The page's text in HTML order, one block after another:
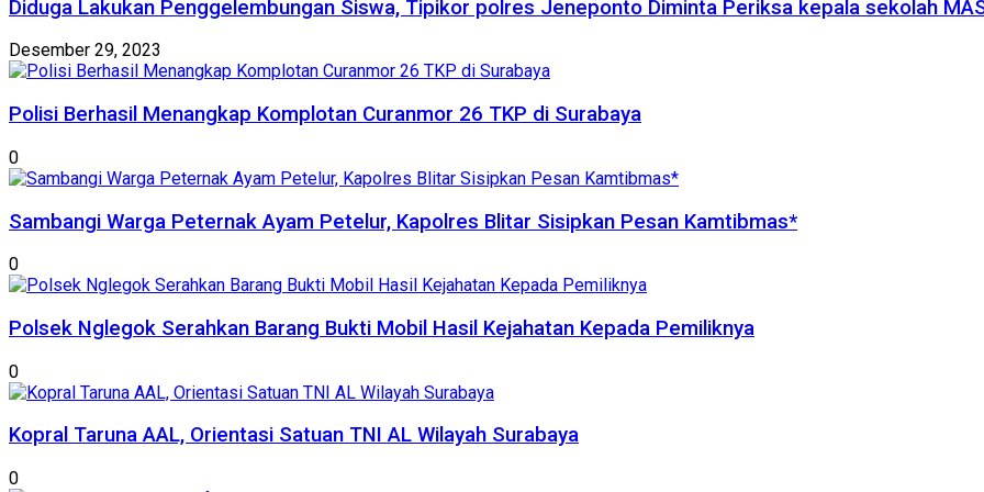
Diduga Lakukan Penggelembungan Siswa, Tipikor polres Jeneponto Diminta Periksa kepala sekolah
Desember 29, 2023
Polisi Berhasil Menangkap Komplotan Curanmor 26 TKP di Surabaya
0
Sambangi Warga Peternak Ayam Petelur, Kapolres Blitar Sisipkan Pesan Kamtibmas*
0
Polsek Nglegok Serahkan Barang Bukti Mobil Hasil Kejahatan Kepada Pemiliknya
0
Kopral Taruna AAL, Orientasi Satuan TNI AL Wilayah Surabaya
0